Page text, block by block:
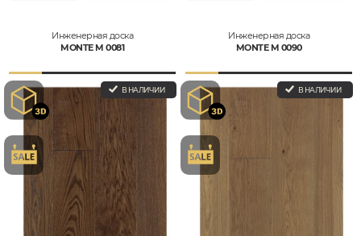
Инженерная доска
MONTE M 0081
В НАЛИЧИИ
Инженерная доска
MONTE M 0090
В НАЛИЧИИ